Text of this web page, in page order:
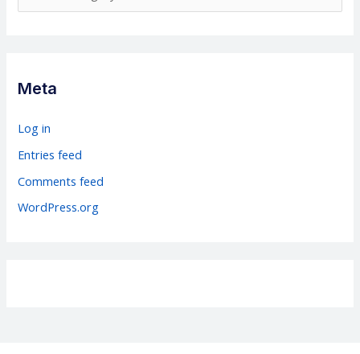
a
g
r
i
Meta
Log in
Entries feed
Comments feed
WordPress.org